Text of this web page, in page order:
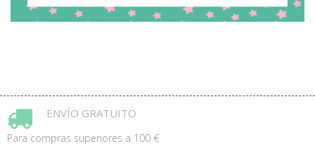
ENVÍO GRATUITO
Para compras superiores a 100 €